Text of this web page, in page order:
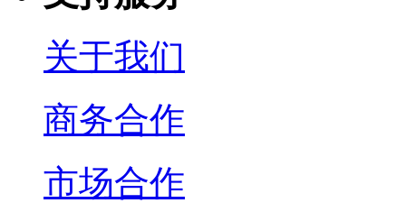
关于我们
商务合作
市场合作